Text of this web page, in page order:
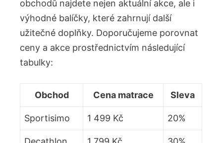
obchodů najdete nejen aktuální akce, ale i
výhodné balíčky, které zahrnují další
užitečné doplňky. Doporučujeme porovnat
ceny a akce prostřednictvím následující
tabulky:
Obchod Cena matrace Sleva
Sportisimo 1 499 Kč 20%